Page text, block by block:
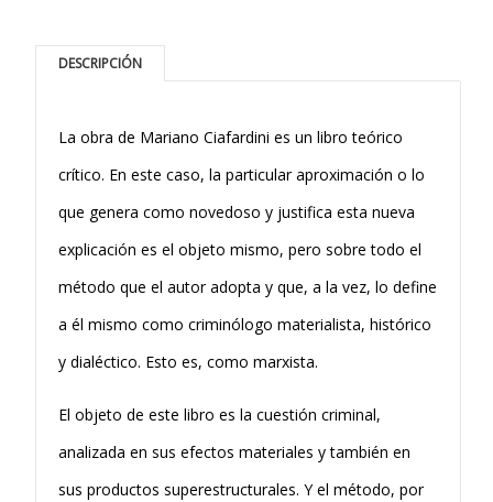
DESCRIPCIÓN
La obra de Mariano Ciafardini es un libro teórico
crítico. En este caso, la particular apro­ximación o lo
que genera como novedoso y justifica esta nueva
explicación es el objeto mismo, pero sobre todo el
método que el autor adopta y que, a la vez, lo define
a él mismo como criminólogo materialista, histórico
y dialéctico. Esto es, como marxista.
El objeto de este libro es la cuestión criminal,
analizada en sus efectos materiales y también en
sus productos superestructurales. Y el método, por